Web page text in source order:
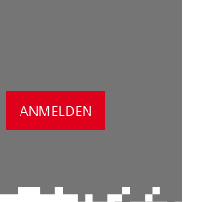
ANMELDEN